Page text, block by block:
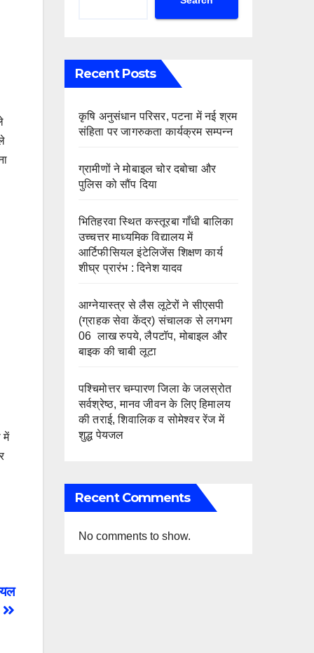
में
Recent Posts
कृषि अनुसंधान परिसर, पटना में नई श्रम
संहिता पर जागरुकता कार्यक्रम सम्पन्न
ग्रामीणों ने मोबाइल चोर दबोचा और
पुलिस को सौंप दिया
भितिहरवा स्थित कस्तूरबा गाँधी बालिका
उच्चत्तर माध्यमिक विद्यालय में
आर्टिफीसियल इंटेलिजेंस शिक्षण कार्य
शीघ्र प्रारंभ : दिनेश यादव
आग्नेयास्त्र से लैस लूटेरों ने सीएसपी
(ग्राहक सेवा केंद्र) संचालक से लगभग
06 लाख रुपये, लैपटॉप, मोबाइल और
बाइक की चाबी लूटा
पश्चिमोत्तर चम्पारण जिला के जलस्रोत
सर्वश्रेष्ठ, मानव जीवन के लिए हिमालय
की तराई, शिवालिक व सोमेश्वर रेंज में
शुद्ध पेयजल
Recent Comments
No comments to show.